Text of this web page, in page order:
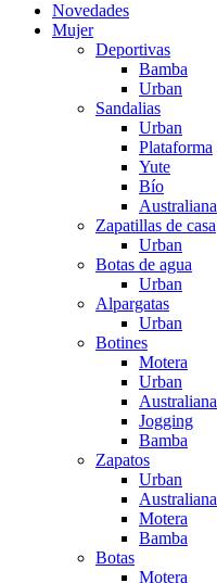
Novedades
Mujer
Deportivas
Bamba
Urban
Sandalias
Urban
Plataforma
Yute
Bío
Australiana
Zapatillas de casa
Urban
Botas de agua
Urban
Alpargatas
Urban
Botines
Motera
Urban
Australiana
Jogging
Bamba
Zapatos
Urban
Australiana
Motera
Bamba
Botas
Motera